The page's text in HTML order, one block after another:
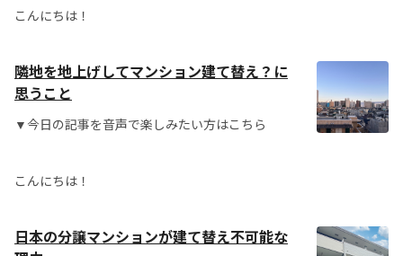
こんにちは！
隣地を地上げしてマンション建て替え？に
思うこと
▼今日の記事を音声で楽しみたい方はこちら
こんにちは！
日本の分譲マンションが建て替え不可能な